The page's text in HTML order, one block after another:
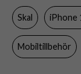
Färg
Varumärke
Skal iPhone
Mobiltillbehör